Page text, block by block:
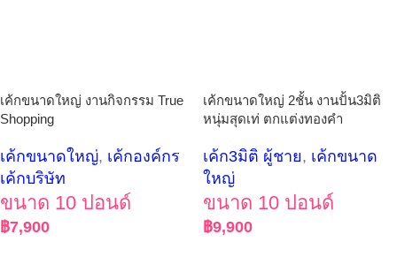
เค้กขนาดใหญ่ งานกิจกรรม True
Shopping
เค้กขนาดใหญ่, เค้กองค์กร
เค้กบริษัท
ขนาด 10 ปอนด์
฿7,900
เค้กขนาดใหญ่ 2ชั้น งานปั้น3มิติ
หนุ่มสุดเท่ ตกแต่งทองคำ
เค้ก3มิติ ผู้ชาย, เค้กขนาด
ใหญ่
ขนาด 10 ปอนด์
฿9,900